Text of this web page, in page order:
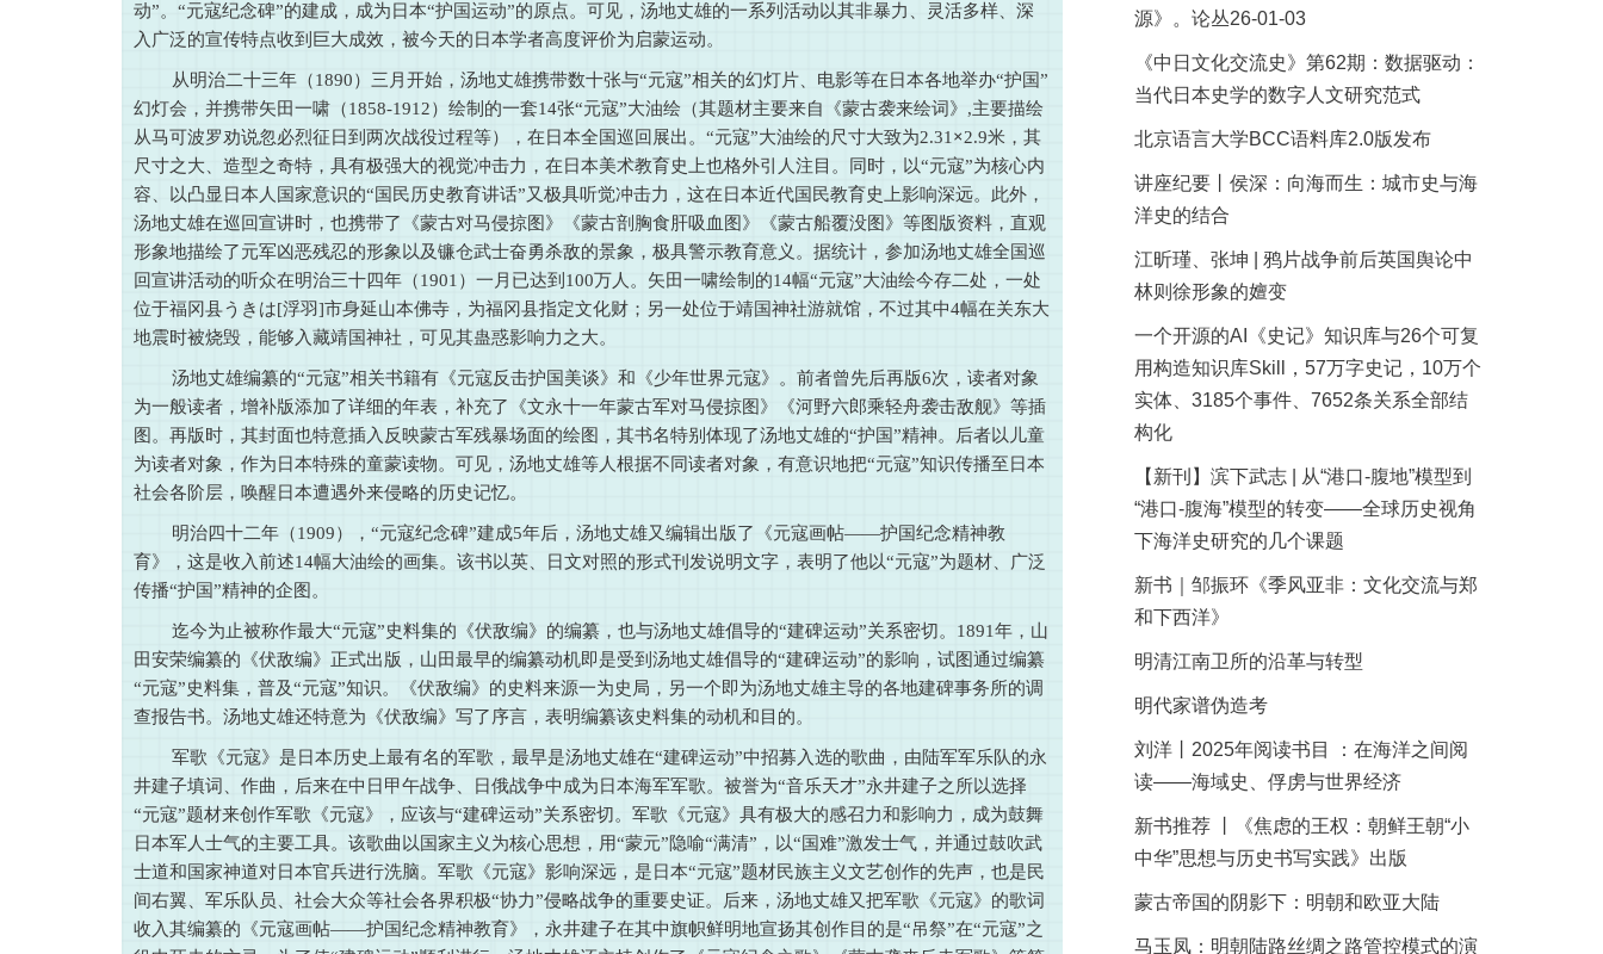
动”。“元寇纪念碑”的建成，成为日本“护国运动”的原点。可见，汤地丈雄的一系列活动以其非暴力、灵活多样、深
入广泛的宣传特点收到巨大成效，被今天的日本学者高度评价为启蒙运动。
从明治二十三年（1890）三月开始，汤地丈雄携带数十张与“元寇”相关的幻灯片、电影等在日本各地举办“护国”
幻灯会，并携带矢田一啸（1858-1912）绘制的一套14张“元寇”大油绘（其题材主要来自《蒙古袭来绘词》,主要描绘
从马可波罗劝说忽必烈征日到两次战役过程等），在日本全国巡回展出。“元寇”大油绘的尺寸大致为2.31×2.9米，其
尺寸之大、造型之奇特，具有极强大的视觉冲击力，在日本美术教育史上也格外引人注目。同时，以“元寇”为核心内
容、以凸显日本人国家意识的“国民历史教育讲话”又极具听觉冲击力，这在日本近代国民教育史上影响深远。此外，
汤地丈雄在巡回宣讲时，也携带了《蒙古对马侵掠图》《蒙古剖胸食肝吸血图》《蒙古船覆没图》等图版资料，直观
形象地描绘了元军凶恶残忍的形象以及镰仓武士奋勇杀敌的景象，极具警示教育意义。据统计，参加汤地丈雄全国巡
回宣讲活动的听众在明治三十四年（1901）一月已达到100万人。矢田一啸绘制的14幅“元寇”大油绘今存二处，一处
位于福冈县うきは[浮羽]市身延山本佛寺，为福冈县指定文化财；另一处位于靖国神社游就馆，不过其中4幅在关东大
地震时被烧毁，能够入藏靖国神社，可见其蛊惑影响力之大。
汤地丈雄编纂的“元寇”相关书籍有《元寇反击护国美谈》和《少年世界元寇》。前者曾先后再版6次，读者对象
为一般读者，增补版添加了详细的年表，补充了《文永十一年蒙古军对马侵掠图》《河野六郎乘轻舟袭击敌舰》等插
图。再版时，其封面也特意插入反映蒙古军残暴场面的绘图，其书名特别体现了汤地丈雄的“护国”精神。后者以儿童
为读者对象，作为日本特殊的童蒙读物。可见，汤地丈雄等人根据不同读者对象，有意识地把“元寇”知识传播至日本
社会各阶层，唤醒日本遭遇外来侵略的历史记忆。
明治四十二年（1909），“元寇纪念碑”建成5年后，汤地丈雄又编辑出版了《元寇画帖——护国纪念精神教
育》，这是收入前述14幅大油绘的画集。该书以英、日文对照的形式刊发说明文字，表明了他以“元寇”为题材、广泛
传播“护国”精神的企图。
迄今为止被称作最大“元寇”史料集的《伏敌编》的编纂，也与汤地丈雄倡导的“建碑运动”关系密切。1891年，山
田安荣编纂的《伏敌编》正式出版，山田最早的编纂动机即是受到汤地丈雄倡导的“建碑运动”的影响，试图通过编纂
“元寇”史料集，普及“元寇”知识。《伏敌编》的史料来源一为史局，另一个即为汤地丈雄主导的各地建碑事务所的调
查报告书。汤地丈雄还特意为《伏敌编》写了序言，表明编纂该史料集的动机和目的。
军歌《元寇》是日本历史上最有名的军歌，最早是汤地丈雄在“建碑运动”中招募入选的歌曲，由陆军军乐队的永
井建子填词、作曲，后来在中日甲午战争、日俄战争中成为日本海军军歌。被誉为“音乐天才”永井建子之所以选择
“元寇”题材来创作军歌《元寇》，应该与“建碑运动”关系密切。军歌《元寇》具有极大的感召力和影响力，成为鼓舞
日本军人士气的主要工具。该歌曲以国家主义为核心思想，用“蒙元”隐喻“满清”，以“国难”激发士气，并通过鼓吹武
士道和国家神道对日本官兵进行洗脑。军歌《元寇》影响深远，是日本“元寇”题材民族主义文艺创作的先声，也是民
间右翼、军乐队员、社会大众等社会各界积极“协力”侵略战争的重要史证。后来，汤地丈雄又把军歌《元寇》的歌词
收入其编纂的《元寇画帖——护国纪念精神教育》，永井建子在其中旗帜鲜明地宣扬其创作目的是“吊祭”在“元寇”之
源》。论丛26-01-03
《中日文化交流史》第62期：数据驱动：
当代日本史学的数字人文研究范式
北京语言大学BCC语料库2.0版发布
讲座纪要丨侯深：向海而生：城市史与海
洋史的结合
江昕瑾、张坤 | 鸦片战争前后英国舆论中
林则徐形象的嬗变
一个开源的AI《史记》知识库与26个可复
用构造知识库Skill，57万字史记，10万个
实体、3185个事件、7652条关系全部结
构化
【新刊】滨下武志 | 从“港口-腹地”模型到
“港口-腹海”模型的转变——全球历史视角
下海洋史研究的几个课题
新书｜邹振环《季风亚非：文化交流与郑
和下西洋》
明清江南卫所的沿革与转型
明代家谱伪造考
刘洋丨2025年阅读书目 ：在海洋之间阅
读——海域史、俘虏与世界经济
新书推荐 丨《焦虑的王权：朝鲜王朝“小
中华”思想与历史书写实践》出版
蒙古帝国的阴影下：明朝和欧亚大陆
马玉凤：明朝陆路丝绸之路管控模式的演